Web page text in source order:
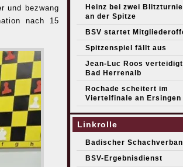
und bezwang
nach 15
Heinz bei zwei
an der Spitze
BSV startet
Spitzenspiel fällt aus
Jean-Luc Roos
Bad Herrenalb
Rochade scheitert im
Viertelfinale an Ersingen
Linkrolle
Badischer
BSV-Ergebnisdienst